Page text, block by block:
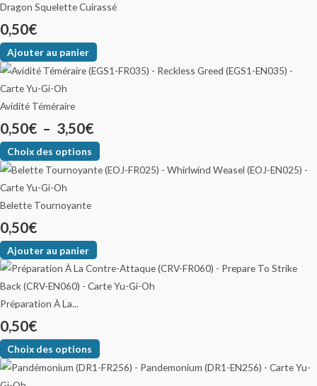
Dragon Squelette Cuirassé
0,50€
Ajouter au panier
Avidité Téméraire
0,50€ – 3,50€
Choix des options
Belette Tournoyante
0,50€
Ajouter au panier
Préparation À La...
0,50€
Choix des options